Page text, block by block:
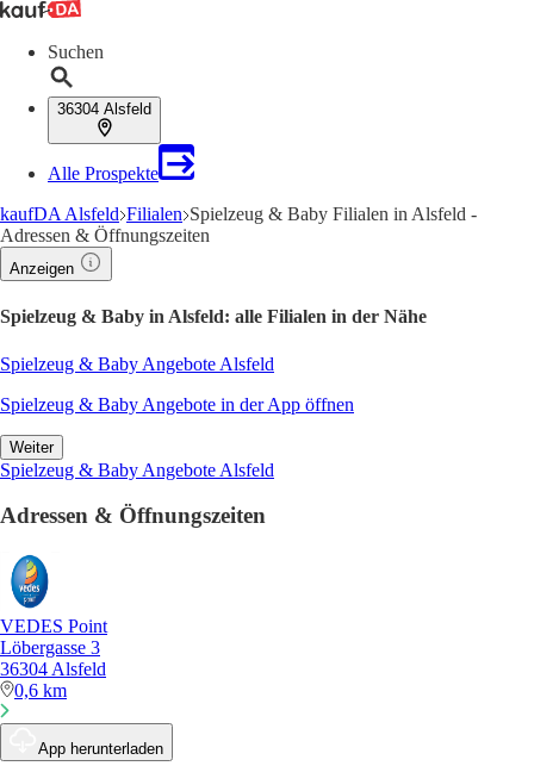
Suchen
36304 Alsfeld
Alle Prospekte
kaufDA Alsfeld Filialen Spielzeug & Baby Filialen in Alsfeld -
Adressen & Öffnungszeiten
Anzeigen
Spielzeug & Baby in Alsfeld: alle Filialen in der Nähe
Spielzeug & Baby Angebote Alsfeld
Spielzeug & Baby Angebote in der App öffnen
Weiter
Spielzeug & Baby Angebote Alsfeld
Adressen & Öffnungszeiten
VEDES Point
Löbergasse 3
36304 Alsfeld
0,6 km
App herunterladen